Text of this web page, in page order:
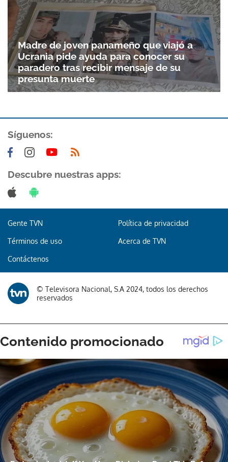
Gracias por suscribirte a nuestro boletín.
ACEPTAR
Madre de joven panameño que viajó a
Ucrania pide ayuda para conocer su
paradero tras recibir mensaje de su
presunta muerte
Síguenos:
Descubre nuestras apps:
Gente TVN Política de privacidad
Términos de uso Acerca de TVN
Contáctenos
© Televisora Nacional, S.A 2024, todos los derechos
reservados